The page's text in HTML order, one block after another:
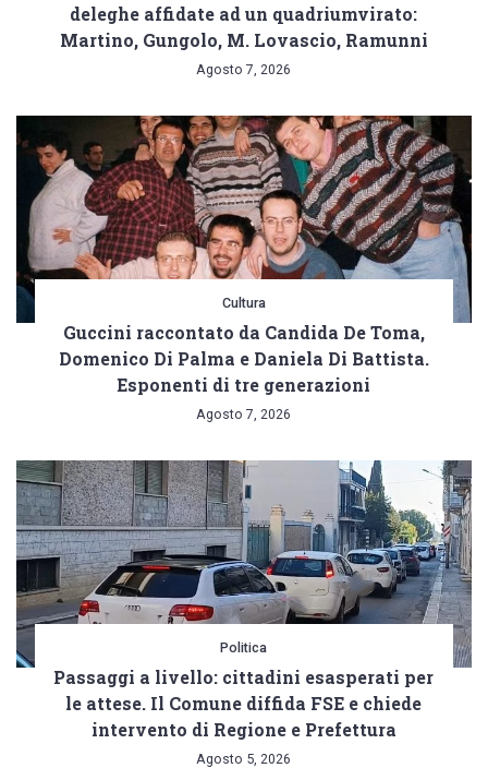
deleghe affidate ad un quadriumvirato:
Martino, Gungolo, M. Lovascio, Ramunni
Agosto 7, 2026
Cultura
Guccini raccontato da Candida De Toma,
Domenico Di Palma e Daniela Di Battista.
Esponenti di tre generazioni
Agosto 7, 2026
Politica
Passaggi a livello: cittadini esasperati per
le attese. Il Comune diffida FSE e chiede
intervento di Regione e Prefettura
Agosto 5, 2026